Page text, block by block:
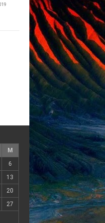
M
6
13
20
27